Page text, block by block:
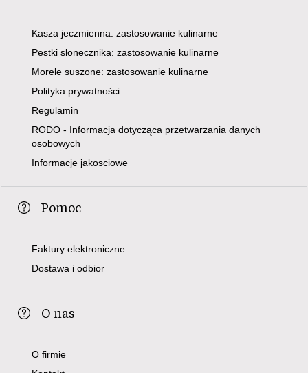
Kasza jeczmienna: zastosowanie kulinarne
Pestki slonecznika: zastosowanie kulinarne
Morele suszone: zastosowanie kulinarne
Polityka prywatności
Regulamin
RODO - Informacja dotycząca przetwarzania danych
osobowych
Informacje jakosciowe
Pomoc
Faktury elektroniczne
Dostawa i odbior
O nas
O firmie